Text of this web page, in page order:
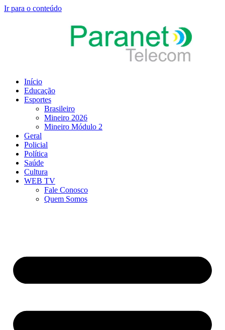
Ir para o conteúdo
Início
Educação
Esportes
Brasileiro
Mineiro 2026
Mineiro Módulo 2
Geral
Policial
Política
Saúde
Cultura
WEB TV
Fale Conosco
Quem Somos